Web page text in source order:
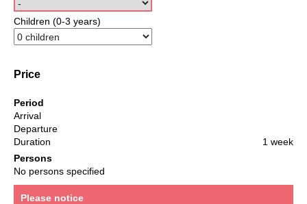
Children (0-3 years)
Price
Period
Arrival
Departure
Duration
1 week
Persons
No persons specified
Please notice